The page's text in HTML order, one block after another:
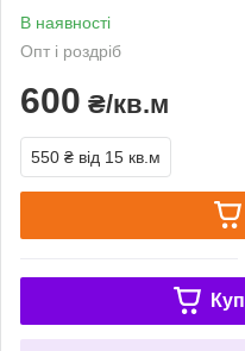
В наявності
Опт і роздріб
600 ₴/кв.м
550 ₴ від 15 кв.м